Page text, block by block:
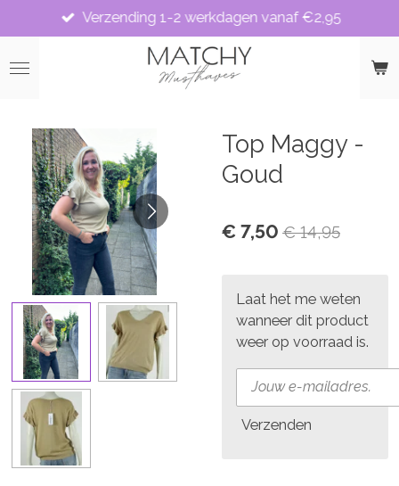
direct
naar
Verzending 1-2 werkdagen vanaf €2,95
Top Maggy -
Goud
€ 7,50 € 14,95
Laat het me weten
wanneer dit product
weer op voorraad is.
Verzenden